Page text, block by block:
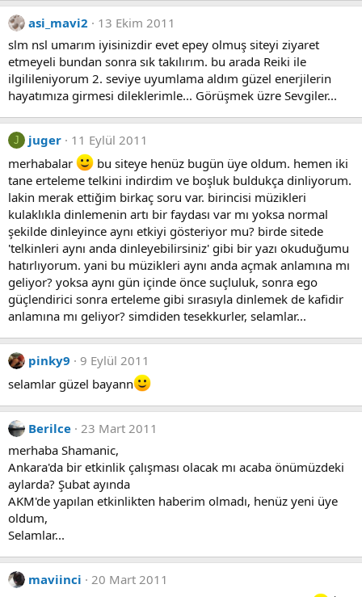
asi_mavi2
13 Ekim 2011
slm nsl umarım iyisinizdir evet epey olmuş siteyi ziyaret
etmeyeli bundan sonra sık takılırım. bu arada Reiki ile
ilgilileniyorum 2. seviye uyumlama aldım güzel enerjilerin
hayatımıza girmesi dileklerimle... Görüşmek üzre Sevgiler...
J juger
11 Eylül 2011
merhabalar
bu siteye henüz bugün üye oldum. hemen iki
tane erteleme telkini indirdim ve boşluk buldukça dinliyorum.
lakin merak ettiğim birkaç soru var. birincisi müzikleri
kulaklıkla dinlemenin artı bir faydası var mı yoksa normal
şekilde dinleyince aynı etkiyi gösteriyor mu? birde sitede
'telkinleri aynı anda dinleyebilirsiniz' gibi bir yazı okuduğumu
hatırlıyorum. yani bu müzikleri aynı anda açmak anlamına mı
geliyor? yoksa aynı gün içinde önce suçluluk, sonra ego
güçlendirici sonra erteleme gibi sırasıyla dinlemek de kafidir
anlamına mı geliyor? simdiden tesekkurler, selamlar...
pinky9
9 Eylül 2011
selamlar güzel bayann
Berilce 23 Mart 2011
merhaba Shamanic,
Ankara'da bir etkinlik çalışması olacak mı acaba önümüzdeki
aylarda? Şubat ayında
AKM'de yapılan etkinlikten haberim olmadı, henüz yeni üye
oldum,
Selamlar...
maviinci
20 Mart 2011